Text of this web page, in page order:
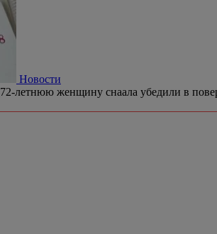
Новости
72-летнюю женщину снаала убедили в